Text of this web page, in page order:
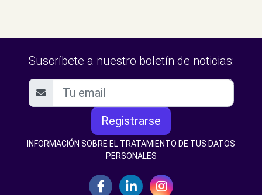
Suscríbete a nuestro boletín de noticias:
Registrarse
INFORMACIÓN SOBRE EL TRATAMIENTO DE TUS DATOS
PERSONALES